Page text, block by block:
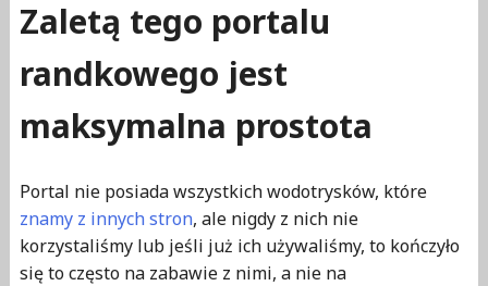
Zaletą tego portalu
randkowego jest
maksymalna prostota
Portal nie posiada wszystkich wodotrysków, które
znamy z innych stron, ale nigdy z nich nie
korzystaliśmy lub jeśli już ich używaliśmy, to kończyło
się to często na zabawie z nimi, a nie na